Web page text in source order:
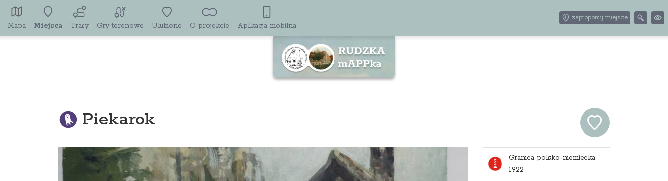
Mapa Miejsca Trasy Gry terenowe Ulubione O projekcie Aplikacja mobilna
zaproponuj miejsce
Piekarok
Granica polsko-niemiecka
1922